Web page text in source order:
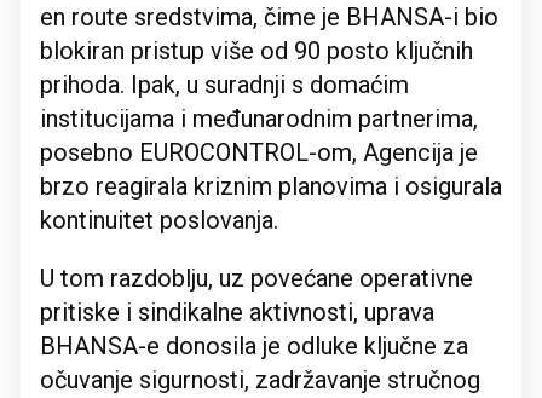
en route sredstvima, čime je BHANSA-i bio
blokiran pristup više od 90 posto ključnih
prihoda. Ipak, u suradnji s domaćim
institucijama i međunarodnim partnerima,
posebno EUROCONTROL-om, Agencija je
brzo reagirala kriznim planovima i osigurala
kontinuitet poslovanja.
U tom razdoblju, uz povećane operativne
pritiske i sindikalne aktivnosti, uprava
BHANSA-e donosila je odluke ključne za
očuvanje sigurnosti, zadržavanje stručnog